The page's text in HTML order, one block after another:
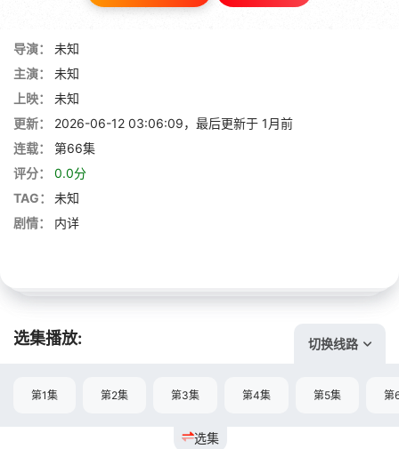
导演：
未知
主演：
未知
上映：
未知
更新：
2026-06-12 03:06:09，最后更新于 1月前
连载：
第66集
评分：
0.0分
TAG：
未知
剧情：
内详
选集播放: 切换线路
选集
第1集 第2集 第3集 第4集 第5集 第